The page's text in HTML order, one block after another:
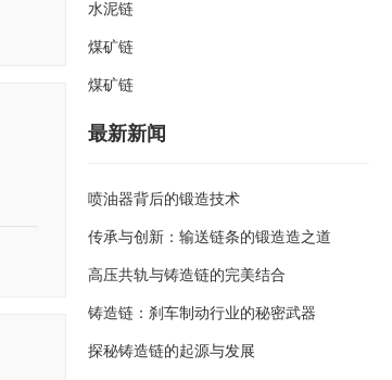
水泥链
煤矿链
煤矿链
最新新闻
喷油器背后的锻造技术
传承与创新：输送链条的锻造造之道
高压共轨与铸造链的完美结合
铸造链：刹车制动行业的秘密武器
探秘铸造链的起源与发展